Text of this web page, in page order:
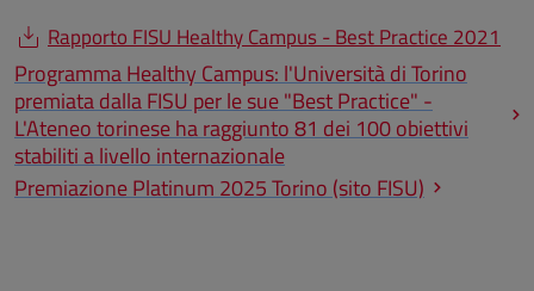
Rapporto FISU Healthy Campus - Best Practice 2021
Programma Healthy Campus: l'Università di Torino
premiata dalla FISU per le sue "Best Practice" -
L'Ateneo torinese ha raggiunto 81 dei 100 obiettivi
stabiliti a livello internazionale
Premiazione Platinum 2025 Torino (sito FISU)